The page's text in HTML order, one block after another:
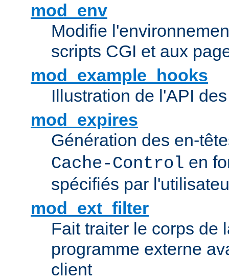
mod_env
Modifie
scripts CGI et aux
mod_example_hooks
Illustration de l'API
mod_expires
Génération des en-
Cache-Control en
spécifiés par
mod_ext_filter
Fait traiter le corps de
programme externe
client